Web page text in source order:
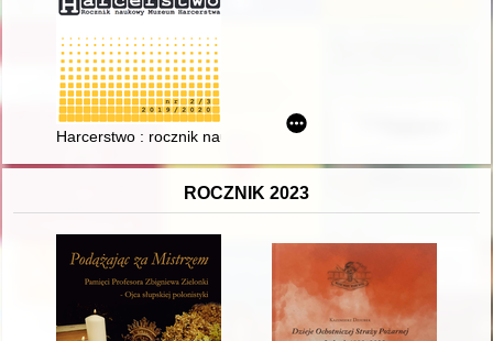
Harcerstwo : rocznik naukowy Muzeum Harcerstwa. Nr 2/3
ROCZNIK 2023